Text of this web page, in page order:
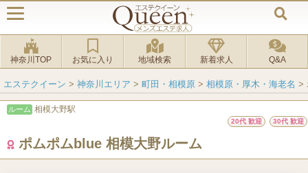
神奈川TOP お気に入り 地域検索 新着求人 Q&A
エステクイーン > 神奈川エリア > 町田・相模原 > 相模原・厚木・海老名 >
ルーム 相模大野駅
20代 歓迎 30代 歓迎
ポムポムblue 相模大野ルーム